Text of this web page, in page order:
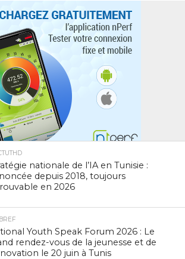
nationale de l’IA en Tunisie :
depuis 2018, toujours
en 2026
Youth Speak Forum 2026 : Le
rendez-vous de la jeunesse et de
le 20 juin à Tunis